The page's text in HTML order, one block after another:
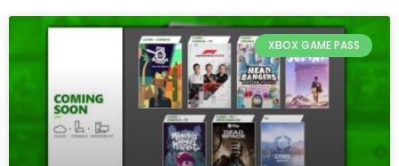
XBOX GAME PASS